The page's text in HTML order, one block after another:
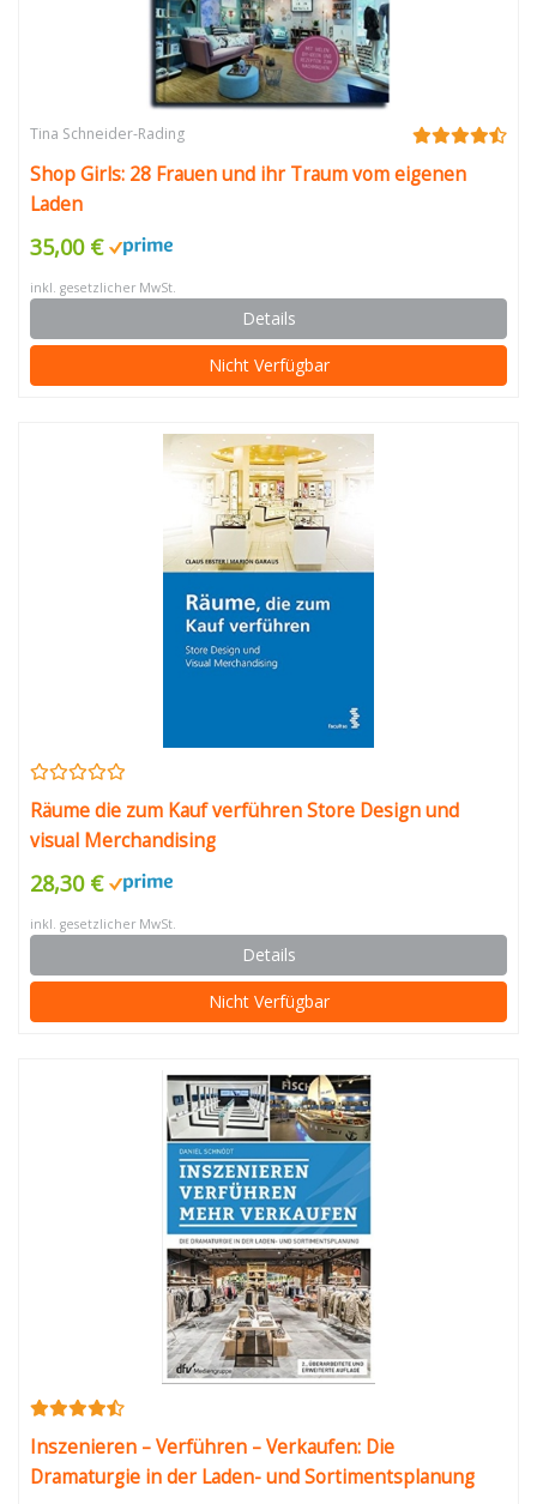
Tina Schneider-Rading
Shop Girls: 28 Frauen und ihr Traum vom eigenen
Laden
35,00 €
inkl. gesetzlicher MwSt.
Details
Nicht Verfügbar
Räume die zum Kauf verführen Store Design und
visual Merchandising
28,30 €
inkl. gesetzlicher MwSt.
Details
Nicht Verfügbar
Inszenieren – Verführen – Verkaufen: Die
Dramaturgie in der Laden- und Sortimentsplanung